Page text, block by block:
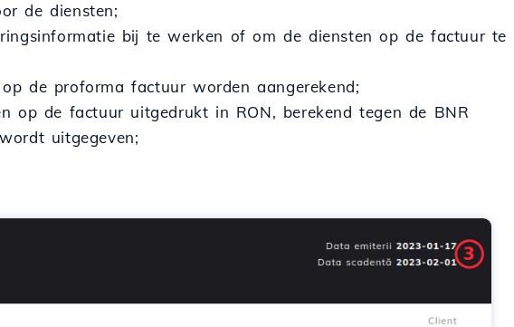
de diensten;
bij te werken of om de diensten op de factuur te
de proforma factuur worden aangerekend;
op de factuur uitgedrukt in RON, berekend tegen de BNR
uitgegeven;